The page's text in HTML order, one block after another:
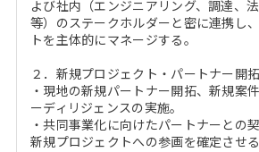
よび社内（エンジニアリング、調達、
等）のステークホルダーと密に連携し
トを主体的にマネージする。
２．新規プロジェクト・パートナー開拓
・現地の新規パートナー開拓、新規案
ーディリジェンスの実施。
・共同事業化に向けたパートナーとの
新規プロジェクトへの参画を確定させる